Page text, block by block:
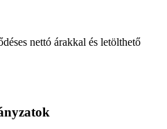
nettó árakkal és letölthető